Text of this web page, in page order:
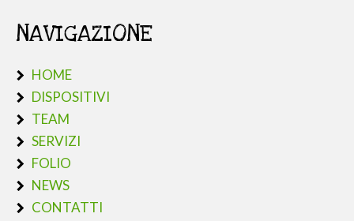
NAVIGAZIONE
HOME
DISPOSITIVI
TEAM
SERVIZI
FOLIO
NEWS
CONTATTI